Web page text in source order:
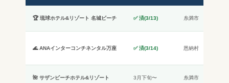
🏆 琉球ホテル&リゾート 名城ビーチ ✅ 済(3/13) 糸満市
🌊 ANAインターコンチネンタル万座 ✅ 済(3/14) 恩納村
🌺 サザンビーチホテル&リゾート 3月下旬〜 糸満市